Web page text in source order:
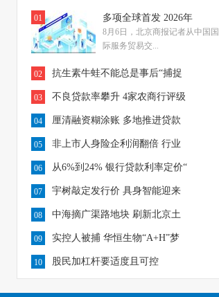
01 多项全球首发 2026年
8月6日，北京商报记者从中国国
际服务贸易交...
02 抗生素牛蛙不能总是事后“捕捉
03 不良贷款率攀升 4家农商行评级
04 厘清融资糊涂账 多地推进贷款
05 非上市人身险企利润翻倍 行业
06 从6%到24% 银行贷款利率定价“
07 宇树敲定发行价 具身智能迎来
08 中海摘广渠路地块 刷新北京土
09 实控人被捕 华恒生物“A+H”梦
10 股民加杠杆要适度且可控